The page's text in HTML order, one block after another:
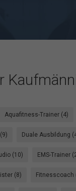
Aquafitness-Trainer (4)
Duale Ausbildung
(10) EMS-Trainer
(8) Fitnesscoach